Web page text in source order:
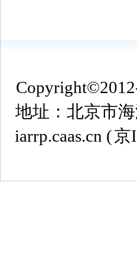
地址：北京市
iarrp.caas.cn (京